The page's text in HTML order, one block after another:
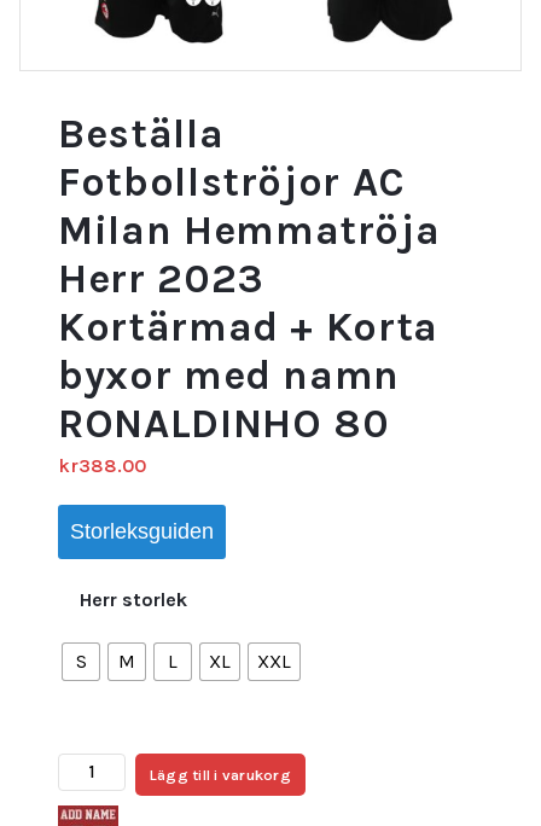
Beställa
Fotbollströjor AC
Milan Hemmatröja
Herr 2023
Kortärmad + Korta
byxor med namn
RONALDINHO 80
kr388.00
Storleksguiden
Herr storlek
S M L XL XXL
Beställa
Fotbollströjor
Lägg till i varukorg